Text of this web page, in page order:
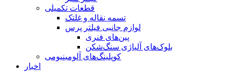
قطعات تکمیلی
تسمه نقاله و غلتک
لوازم جانبی فیلتر پرس
پین‌های فنری
بلوک‌های آلیاژی سنگ‌شکن
کوپلینگ‌های آلومینیومی
اخبار